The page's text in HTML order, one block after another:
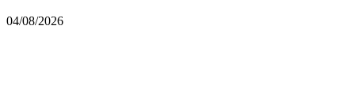
04/08/2026